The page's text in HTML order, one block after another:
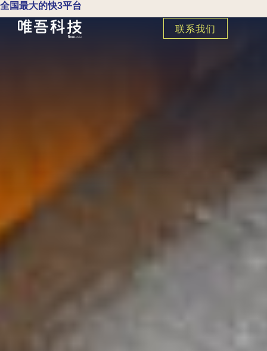
全国最大的快3平台
联系我们